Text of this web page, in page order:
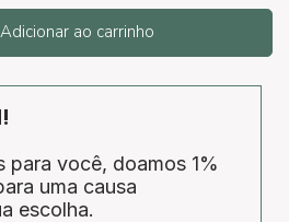
Adicionar ao carrinho
para você, doamos 1%
uma causa
escolha.